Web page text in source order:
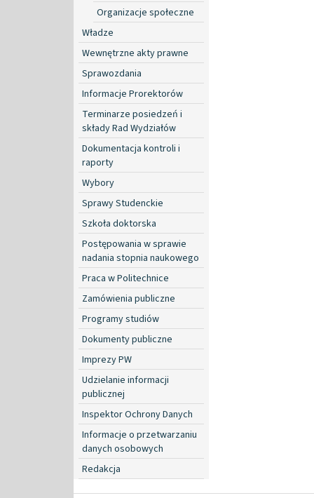
Organizacje społeczne
Władze
Wewnętrzne akty prawne
Sprawozdania
Informacje Prorektorów
Terminarze posiedzeń i
składy Rad Wydziałów
Dokumentacja kontroli i
raporty
Wybory
Sprawy Studenckie
Szkoła doktorska
Postępowania w sprawie
nadania stopnia naukowego
Praca w Politechnice
Zamówienia publiczne
Programy studiów
Dokumenty publiczne
Imprezy PW
Udzielanie informacji
publicznej
Inspektor Ochrony Danych
Informacje o przetwarzaniu
danych osobowych
Redakcja